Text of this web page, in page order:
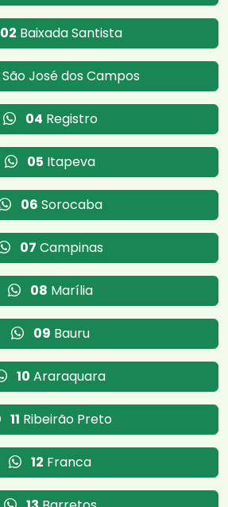
02 Baixada Santista
São José dos Campos
04 Registro
05 Itapeva
06 Sorocaba
07 Campinas
08 Marília
09 Bauru
10 Araraquara
11 Ribeirão Preto
12 Franca